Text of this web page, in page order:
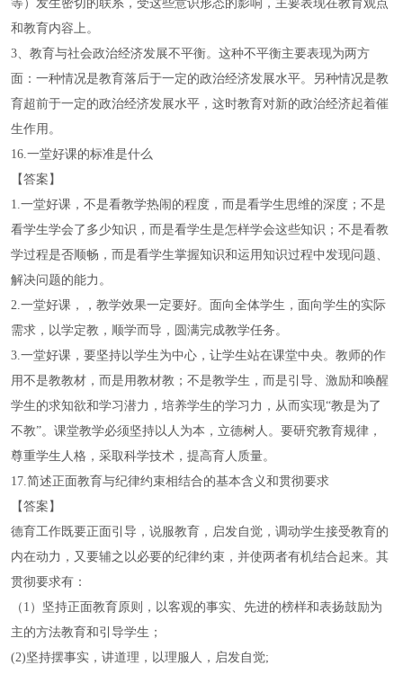
等）发生密切的联系，受这些意识形态的影响，主要表现在教育观点
和教育内容上。
3、教育与社会政治经济发展不平衡。这种不平衡主要表现为两方
面：一种情况是教育落后于一定的政治经济发展水平。另种情况是教
育超前于一定的政治经济发展水平，这时教育对新的政治经济起着催
生作用。
16.一堂好课的标准是什么
【答案】
1.一堂好课，不是看教学热闹的程度，而是看学生思维的深度；不是
看学生学会了多少知识，而是看学生是怎样学会这些知识；不是看教
学过程是否顺畅，而是看学生掌握知识和运用知识过程中发现问题、
解决问题的能力。
2.一堂好课，，教学效果一定要好。面向全体学生，面向学生的实际
需求，以学定教，顺学而导，圆满完成教学任务。
3.一堂好课，要坚持以学生为中心，让学生站在课堂中央。教师的作
用不是教教材，而是用教材教；不是教学生，而是引导、激励和唤醒
学生的求知欲和学习潜力，培养学生的学习力，从而实现“教是为了
不教”。课堂教学必须坚持以人为本，立德树人。要研究教育规律，
尊重学生人格，采取科学技术，提高育人质量。
17.简述正面教育与纪律约束相结合的基本含义和贯彻要求
【答案】
德育工作既要正面引导，说服教育，启发自觉，调动学生接受教育的
内在动力，又要辅之以必要的纪律约束，并使两者有机结合起来。其
贯彻要求有：
（1）坚持正面教育原则，以客观的事实、先进的榜样和表扬鼓励为
主的方法教育和引导学生；
(2)坚持摆事实，讲道理，以理服人，启发自觉;